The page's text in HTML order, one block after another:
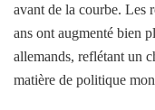
avant de la courbe. Les
ans ont augmenté bien
allemands, reflétant un
matière de politique